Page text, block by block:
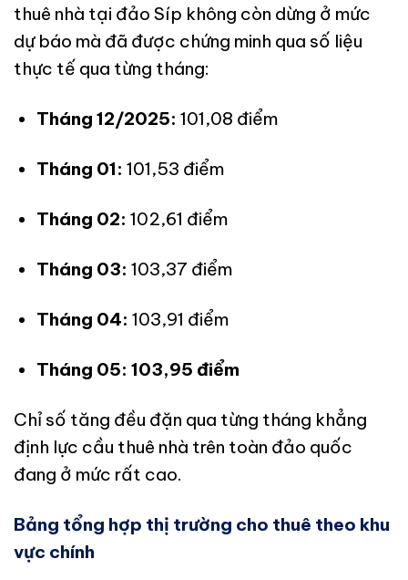
thuê nhà tại đảo Síp không còn dừng ở mức
dự báo mà đã được chứng minh qua số liệu
thực tế qua từng tháng:
Tháng 12/2025: 101,08 điểm
Tháng 01: 101,53 điểm
Tháng 02: 102,61 điểm
Tháng 03: 103,37 điểm
Tháng 04: 103,91 điểm
Tháng 05: 103,95 điểm
Chỉ số tăng đều đặn qua từng tháng khẳng
định lực cầu thuê nhà trên toàn đảo quốc
đang ở mức rất cao.
Bảng tổng hợp thị trường cho thuê theo khu
vực chính